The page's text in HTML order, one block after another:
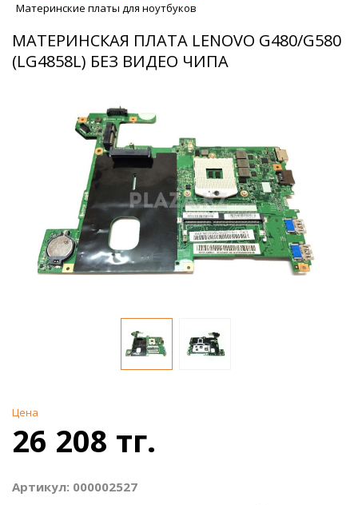
Материнские платы для ноутбуков
МАТЕРИНСКАЯ ПЛАТА LENOVO G480/G580
(LG4858L) БЕЗ ВИДЕО ЧИПА
Цена
26 208 тг.
Артикул: 000002527